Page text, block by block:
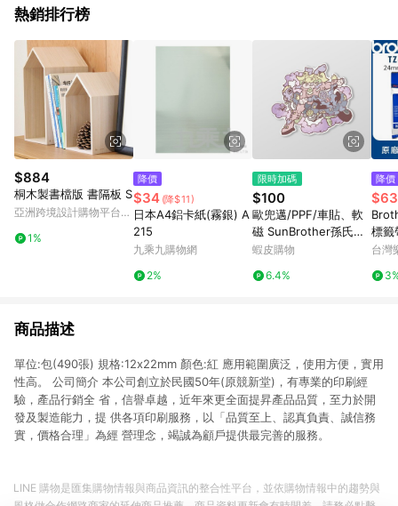
熱銷排行榜
$884
桐木製書檔版 書隔板 S
亞洲跨境設計購物平台
1%
降價
$34 (降$11)
日本A4鋁卡紙(霧銀) A
215
九乘九購物網
2%
限時加碼
$100
歐兜邁/PPF/車貼、軟
磁 SunBrother孫氏兄
弟 3M 反光貼紙 防水
貼
蝦皮購物
6.4%
降價
標籤
字 )
台灣
商品描述
單位:包(490張) 規格:12x22mm 顏色:紅 應用範圍廣泛，使用方便，實用
性高。 公司簡介 本公司創立於民國50年(原競新堂)，有專業的印刷經
驗，產品行銷全 省，信譽卓越，近年來更全面提昇產品品質，至力於開
發及製造能力，提 供各項印刷服務，以「品質至上、認真負責、誠信務
實，價格合理」為經 營理念，竭誠為顧戶提供最完善的服務。
LINE 購物是匯集購物情報與商品資訊的整合性平台，並依購物情報中的趨勢與